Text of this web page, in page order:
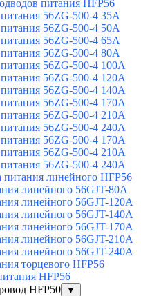
питания HFP56
56ZG-500-4 35A
56ZG-500-4 50A
56ZG-500-4 65A
56ZG-500-4 80A
56ZG-500-4 100A
56ZG-500-4 120A
56ZG-500-4 140A
56ZG-500-4 170A
56ZG-500-4 210A
56ZG-500-4 240A
56ZG-500-4 170A
56ZG-500-4 210A
56ZG-500-4 240A
линейного HFP56
линейного 56GJT-80A
линейного 56GJT-120A
линейного 56GJT-140A
линейного 56GJT-170A
линейного 56GJT-210A
линейного 56GJT-240A
торцевого HFP56
HFP56
HFP50
▼